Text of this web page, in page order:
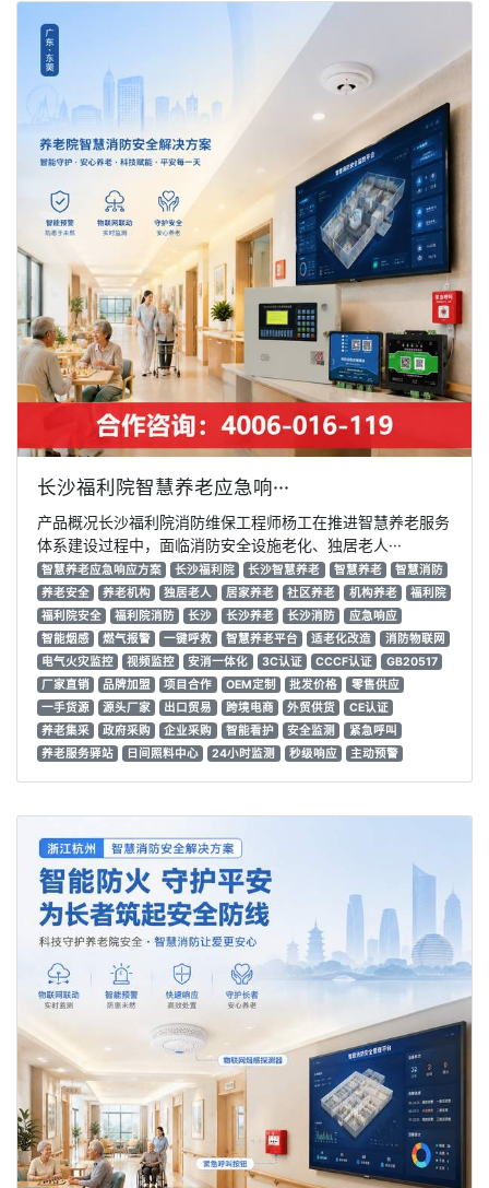
长沙福利院智慧养老应急响···
产品概况长沙福利院消防维保工程师杨工在推进智慧养老服务
体系建设过程中，面临消防安全设施老化、独居老人···
智慧养老应急响应方案 长沙福利院 长沙智慧养老 智慧养老
智慧消防
养老安全
养老机构 独居老人 居家养老 社区养老 机构养老
福利院
福利院安全
福利院消防 长沙 长沙养老 长沙消防
应急响应
智能烟感
燃气报警 一键呼救 智慧养老平台 适老化改造
消防物联网
电气火灾监控
视频监控 安消一体化 3C认证 CCCF认证
GB20517
厂家直销
品牌加盟 项目合作 OEM定制 批发价格
零售供应
一手货源
源头厂家 出口贸易 跨境电商 外贸供货
CE认证
养老集采
政府采购 企业采购 智能看护 安全监测
紧急呼叫
养老服务驿站
日间照料中心 24小时监测 秒级响应 主动预警